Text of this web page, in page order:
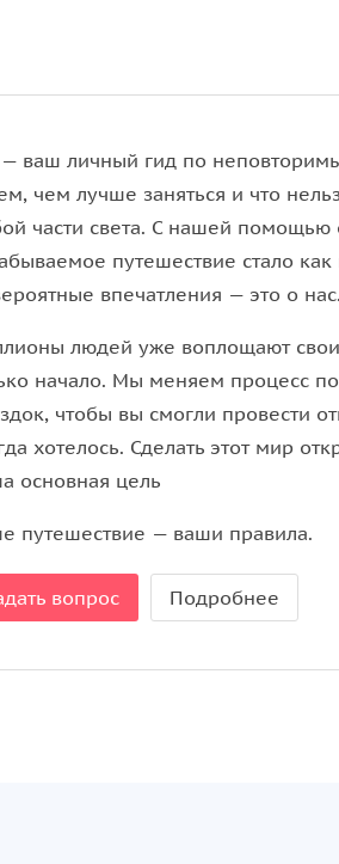
рок-н-ролла, спрятанными
о золотой эпохе.
в сопровождении местного
о таких персонажах, как
в местном пабе с богатой
ваш личный гид по
чем лучше заняться и что
части света. С нашей помощью
путешествие стало как
впечатления — это о нас.
людей уже воплощают
начало. Мы меняем процесс
чтобы вы смогли провести
хотелось. Сделать этот мир
основная цель
путешествие — ваши правила.
вопрос Подробнее